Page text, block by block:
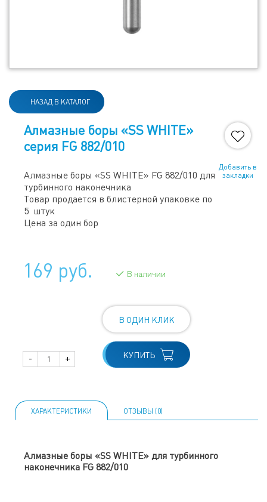
НАЗАД В КАТАЛОГ
Алмазные боры «SS WHITE»
серия FG 882/010
Алмазные боры «SS WHITE» FG 882/010 для
турбинного наконечника
Товар продается в блистерной упаковке по
5 штук
Цена за один бор
Добавить в
закладки
169 руб. В наличии
- +
В ОДИН КЛИК
КУПИТЬ
ХАРАКТЕРИСТИКИ ОТЗЫВЫ (0)
Алмазные боры «SS WHITE» для турбинного
наконечника FG 882/010